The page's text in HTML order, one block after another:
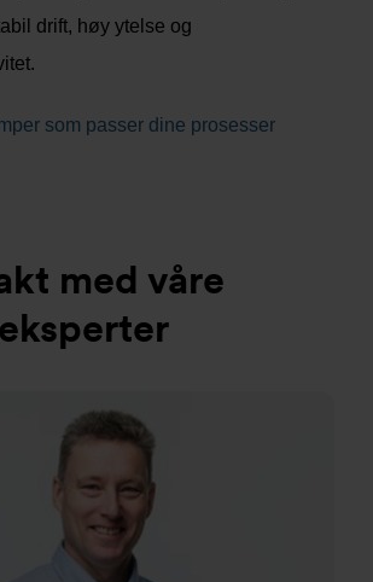
drift, høy ytelse og
som passer dine prosesser
med våre